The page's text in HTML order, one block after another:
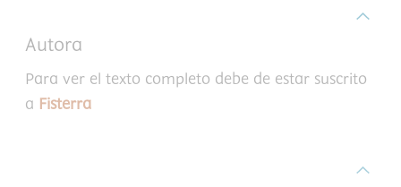
Autora
Para ver el texto completo debe de estar suscrito
a Fisterra